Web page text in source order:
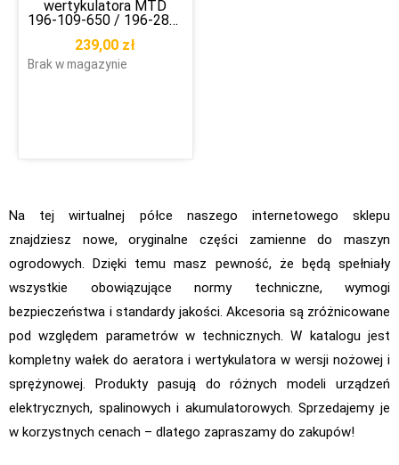
wertykulatora MTD
196-109-650 / 196-286-
239,00 zł
Brak w magazynie
Na tej wirtualnej półce naszego internetowego sklepu
znajdziesz nowe, oryginalne części zamienne do maszyn
ogrodowych. Dzięki temu masz pewność, że będą spełniały
wszystkie obowiązujące normy techniczne, wymogi
bezpieczeństwa i standardy jakości. Akcesoria są zróżnicowane
pod względem parametrów w technicznych. W katalogu jest
kompletny wałek do aeratora i wertykulatora w wersji nożowej i
sprężynowej. Produkty pasują do różnych modeli urządzeń
elektrycznych, spalinowych i akumulatorowych. Sprzedajemy je
w korzystnych cenach – dlatego zapraszamy do zakupów!